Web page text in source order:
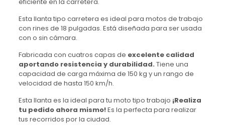
Esta llanta tipo carretera es ideal para motos de trabajo
con rines de 18 pulgadas. Está diseñada para ser usada
con o sin cámara.
Fabricada con cuatros capas de excelente calidad
aportando resistencia y durabilidad. Tiene una
capacidad de carga máxima de 150 kg y un rango de
velocidad de hasta 150 km/h.
Esta llanta es la ideal para tu moto tipo trabajo ¡Realiza
tu pedido ahora mismo!Es la perfecta para realizar
tus recorridos por la ciudad.